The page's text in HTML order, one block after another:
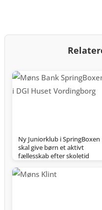
Ny Juniorklub i SpringBoxen
skal give børn et aktivt
fællesskab efter skoletid